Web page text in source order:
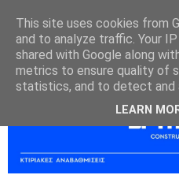
This site uses cookies from
and to analyze traffic. Your
shared with Google along
metrics to ensure quality of
statistics, and to detect and
LEARN